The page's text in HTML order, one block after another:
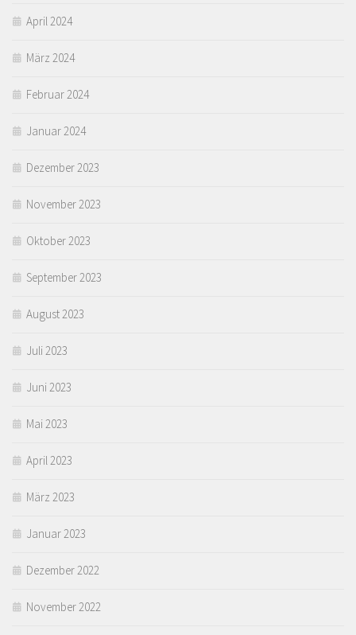
April 2024
März 2024
Februar 2024
Januar 2024
Dezember 2023
November 2023
Oktober 2023
September 2023
August 2023
Juli 2023
Juni 2023
Mai 2023
April 2023
März 2023
Januar 2023
Dezember 2022
November 2022